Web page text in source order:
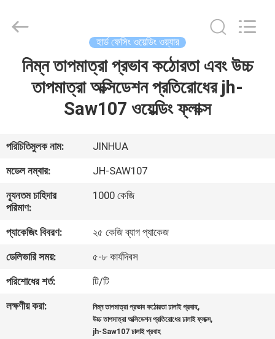
বাড়ি
আমাদের
সম্পর্কে
কারখানা
ভ্রমণ
নিয়ন্ত্রণ
LTD..
Developed
হার্ড ফেসিং ওয়েল্ডিং ওয়্যার
নিম্ন তাপমাত্রা প্রভাব কঠোরতা এবং উচ্চ
তাপমাত্রা অক্সিডেশন প্রতিরোধের jh-
Saw107 ওয়েল্ডিং ফ্লাক্স
পরিচিতিমুলক নাম:
JINHUA
মডেল নম্বার:
JH-SAW107
ন্যূনতম চাহিদার
পরিমাণ:
1000 কেজি
প্যাকেজিং বিবরণ:
২৫ কেজি ব্যাগ প্যাকেজ
ডেলিভারি সময়:
৫-৮ কার্যদিবস
পরিশোধের শর্ত:
টি/টি
লক্ষণীয় করা:
নিম্ন তাপমাত্রা প্রভাব কঠোরতা ঢালাই প্রবাহ,
উচ্চ তাপমাত্রা অক্সিডেশন প্রতিরোধের ঢালাই ফ্লাক্স,
jh-Saw107 ঢালাই প্রবাহ